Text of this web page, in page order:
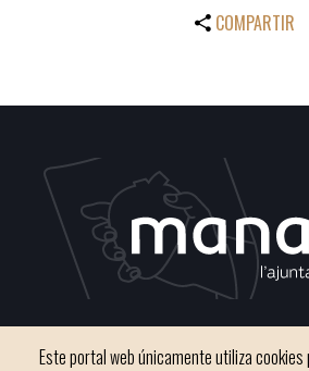
COMPARTIR
Teléfono
Este portal web únicamente utiliza